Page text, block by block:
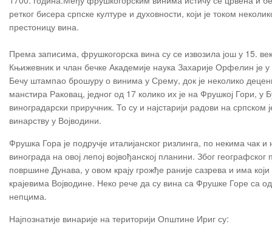
ретког бисера српске културе и духовности, који је током
престоницу вина.
Према записима, фрушкогорска вина су се извозила још у 15.
Књижевник и члан бечке Академије наука Захарије Орфелин је у
Бечу штампао брошуру о винима у Срему, док је неколико
манстира Раковац, једног од 17 колико их је на Фрушкој Гори,
виноградарски приручник. То су и најстарији радови на српском
винарству у Војводини.
Фрушка Гора је подручје италијанског ризлинга, по некима
винограда на овој лепој војвођанској планини. Због
површине Дунава, у овом крају грожђе раније сазрева и има
крајевима Војводине. Неко рече да су вина са Фрушке Горе са
непцима.
Најпознатије винарије на територији Општине Ириг су: